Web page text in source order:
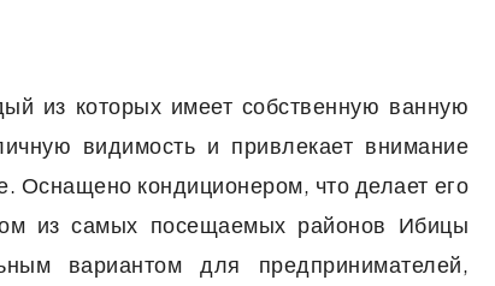
из которых имеет собственную ванную
видимость и привлекает внимание
Оснащено кондиционером, что делает его
из самых посещаемых районов Ибицы
вариантом для предпринимателей,